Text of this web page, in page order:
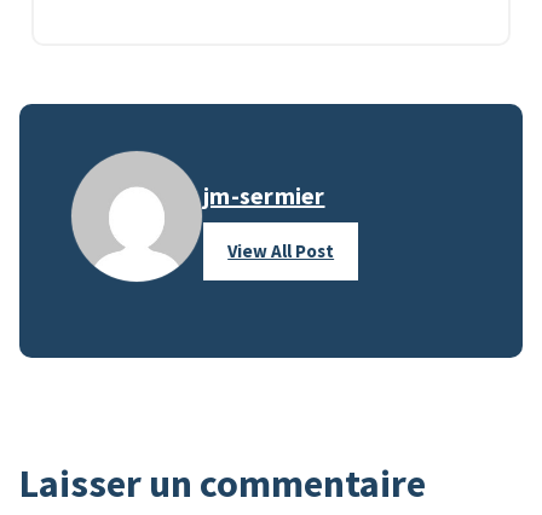
jm-sermier
View All Post
Laisser un commentaire